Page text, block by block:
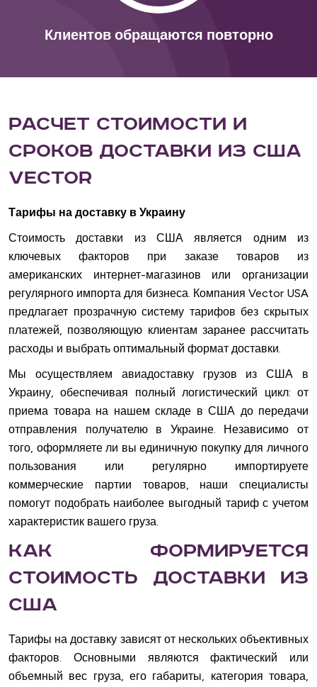
Клиентов обращаются повторно
Расчет стоимости и
сроков доставки из США
Vector
Тарифы на доставку в Украину
Стоимость доставки из США является одним из
ключевых факторов при заказе товаров из
американских интернет-магазинов или организации
регулярного импорта для бизнеса. Компания Vector USA
предлагает прозрачную систему тарифов без скрытых
платежей, позволяющую клиентам заранее рассчитать
расходы и выбрать оптимальный формат доставки.
Мы осуществляем авиадоставку грузов из США в
Украину, обеспечивая полный логистический цикл: от
приема товара на нашем складе в США до передачи
отправления получателю в Украине. Независимо от
того, оформляете ли вы единичную покупку для личного
пользования или регулярно импортируете
коммерческие партии товаров, наши специалисты
помогут подобрать наиболее выгодный тариф с учетом
характеристик вашего груза.
Как формируется
стоимость доставки из
США
Тарифы на доставку зависят от нескольких объективных
факторов. Основными являются фактический или
объемный вес груза, его габариты, категория товара,